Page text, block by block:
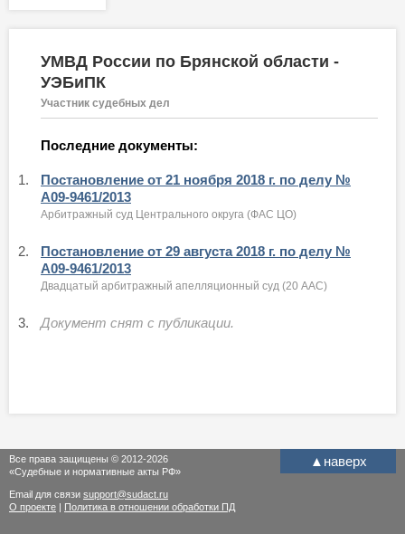
УМВД России по Брянской области -
УЭБиПК
Участник судебных дел
Последние документы:
1.
Постановление от 21 ноября 2018 г. по делу №
А09-9461/2013
Арбитражный суд Центрального округа (ФАС ЦО)
2.
Постановление от 29 августа 2018 г. по делу №
А09-9461/2013
Двадцатый арбитражный апелляционный суд (20 ААС)
3. Документ снят с публикации.
▲ наверх
Все права защищены © 2012-2026
«Судебные и нормативные акты РФ»
Email для связи support@sudact.ru
О проекте | Политика в отношении обработки ПД